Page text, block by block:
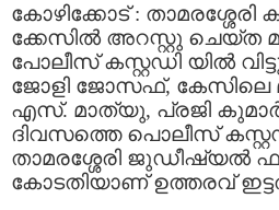
കോഴിക്കോട് :
ക്കേസില്‍ അറസ്റ്റു ചെയ്ത
പോലീസ് കസ്റ്റഡി യില്‍
ജോളി ജോസഫ്, കേസിലെ
എസ്. മാത്യു, പ്രജി
ദിവസത്തെ പൊലീസ്
താമരശ്ശേരി ജുഡീഷ്യൽ
കോടതിയാണ് ഉത്തരവ്